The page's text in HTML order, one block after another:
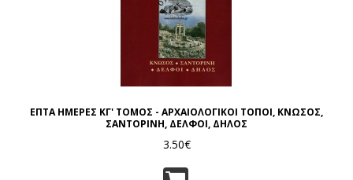
ΕΠΤΑ ΗΜΕΡΕΣ ΚΓ' ΤΟΜΟΣ - ΑΡΧΑΙΟΛΟΓΙΚΟΙ ΤΟΠΟΙ, ΚΝΩΣΟΣ,
ΣΑΝΤΟΡΙΝΗ, ΔΕΛΦΟΙ, ΔΗΛΟΣ
3.50€